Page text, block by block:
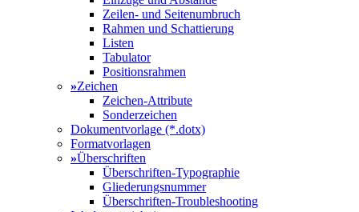
Zeilen- und Seitenumbruch
Rahmen und Schattierung
Listen
Tabulator
Positionsrahmen
»Zeichen
Zeichen-Attribute
Sonderzeichen
Dokumentvorlage (*.dotx)
Formatvorlagen
»Überschriften
Überschriften-Typographie
Gliederungsnummer
Überschriften-Troubleshooting